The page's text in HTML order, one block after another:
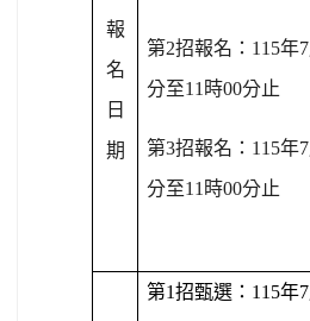
報
名
日
期
第2招報名： 115年7
分至11 時00分止
第3招報名： 115年7
分至11 時00分止
第1招甄選： 115年7